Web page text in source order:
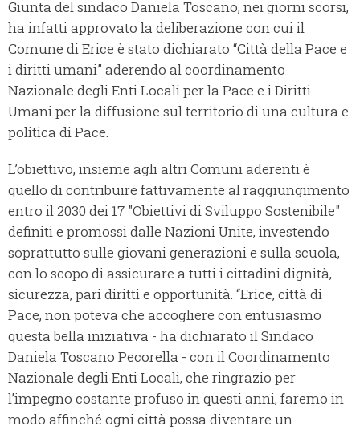
Giunta del sindaco Daniela Toscano, nei giorni scorsi,
ha infatti approvato la deliberazione con cui il
Comune di Erice è stato dichiarato “Città della Pace e
i diritti umani” aderendo al coordinamento
Nazionale degli Enti Locali per la Pace e i Diritti
Umani per la diffusione sul territorio di una cultura e
politica di Pace.
L’obiettivo, insieme agli altri Comuni aderenti è
quello di contribuire fattivamente al raggiungimento
entro il 2030 dei 17 "Obiettivi di Sviluppo Sostenibile"
definiti e promossi dalle Nazioni Unite, investendo
soprattutto sulle giovani generazioni e sulla scuola,
con lo scopo di assicurare a tutti i cittadini dignità,
sicurezza, pari diritti e opportunità. “Erice, città di
Pace, non poteva che accogliere con entusiasmo
questa bella iniziativa - ha dichiarato il Sindaco
Daniela Toscano Pecorella - con il Coordinamento
Nazionale degli Enti Locali, che ringrazio per
l’impegno costante profuso in questi anni, faremo in
modo affinché ogni città possa diventare un